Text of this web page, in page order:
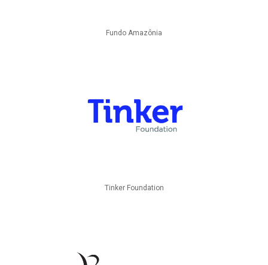
Fundo Amazônia
Tinker Foundation